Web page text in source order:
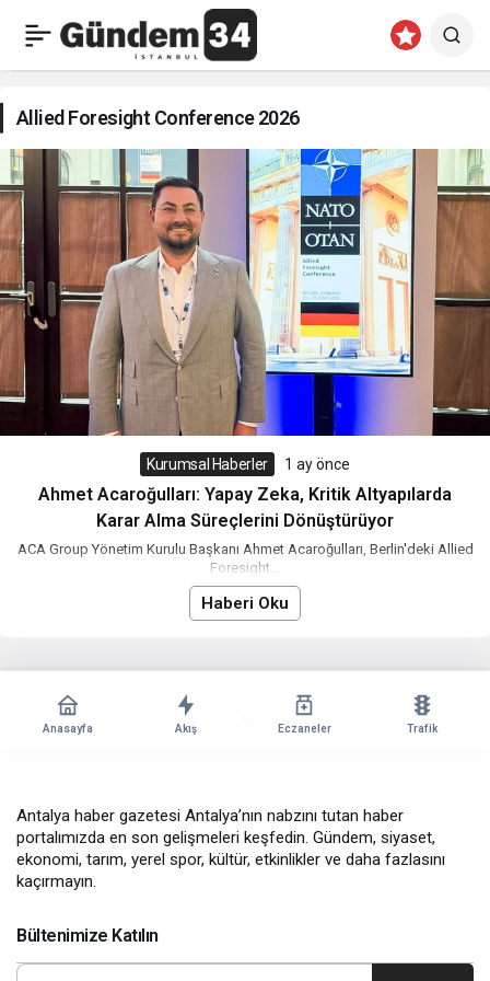
Allied
Foresight
Conference
2026
Haberleri
Allied Foresight Conference 2026
Kurumsal Haberler 1 ay önce
Ahmet Acaroğulları: Yapay Zeka, Kritik Altyapılarda
Karar Alma Süreçlerini Dönüştürüyor
ACA Group Yönetim Kurulu Başkanı Ahmet Acaroğulları, Berlin'deki Allied
Foresight...
Haberi Oku
Anasayfa Akış Eczaneler Trafik
Antalya haber gazetesi Antalya’nın nabzını tutan haber
portalımızda en son gelişmeleri keşfedin. Gündem, siyaset,
ekonomi, tarım, yerel spor, kültür, etkinlikler ve daha fazlasını
kaçırmayın.
Bültenimize Katılın